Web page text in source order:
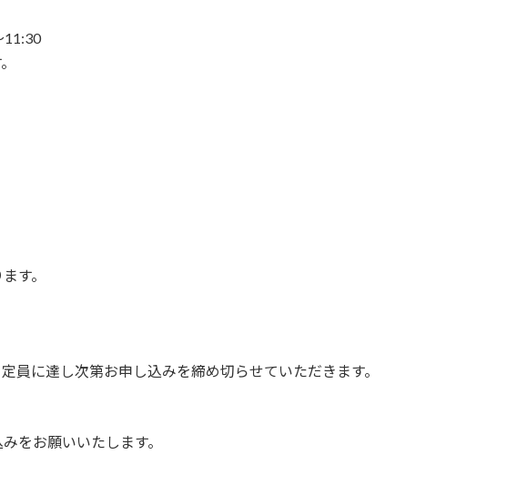
す。
員に達し次第お申し込みを締め切らせていただきます。
をお願いいたします。